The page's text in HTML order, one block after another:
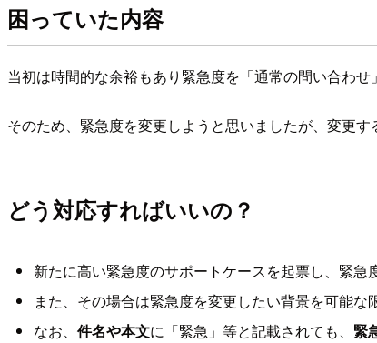
困っていた内容
当初は時間的な余裕もあり緊急度を「通常の問い合わ
そのため、緊急度を変更しようと思いましたが、変更
どう対応すればいいの？
新たに高い緊急度のサポートケースを起票し、緊
また、その場合は緊急度を変更したい背景を可能
なお、 件名や本文に「緊急」等と記載されても、 緊